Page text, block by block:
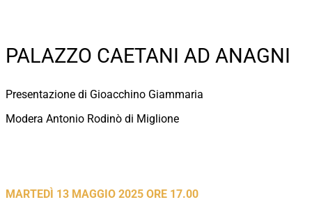
PALAZZO CAETANI AD ANAGNI
Presentazione di Gioacchino Giammaria
Modera Antonio Rodinò di Miglione
MARTEDÌ 13 MAGGIO 2025 ORE 17.00